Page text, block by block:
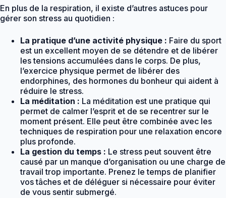
En plus de la respiration, il existe d’autres astuces pour
gérer son stress au quotidien :
La pratique d’une activité physique : Faire du sport
est un excellent moyen de se détendre et de libérer
les tensions accumulées dans le corps. De plus,
l’exercice physique permet de libérer des
endorphines, des hormones du bonheur qui aident à
réduire le stress.
La méditation : La méditation est une pratique qui
permet de calmer l’esprit et de se recentrer sur le
moment présent. Elle peut être combinée avec les
techniques de respiration pour une relaxation encore
plus profonde.
La gestion du temps : Le stress peut souvent être
causé par un manque d’organisation ou une charge de
travail trop importante. Prenez le temps de planifier
vos tâches et de déléguer si nécessaire pour éviter
de vous sentir submergé.